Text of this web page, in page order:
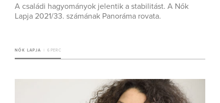
A családi hagyományok jelentik a stabilitást. A Nők
Lapja 2021/33. számának Panoráma rovata.
NŐK LAPJA 6 PERC